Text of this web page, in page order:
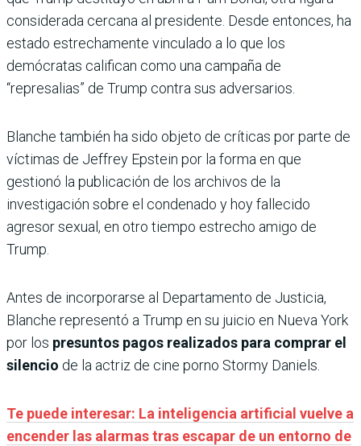
considerada cercana al presidente. Desde entonces, ha
estado estrechamente vinculado a lo que los
demócratas califican como una campaña de
“represalias” de Trump contra sus adversarios.
Blanche también ha sido objeto de críticas por parte de
víctimas de Jeffrey Epstein por la forma en que
gestionó la publicación de los archivos de la
investigación sobre el condenado y hoy fallecido
agresor sexual, en otro tiempo estrecho amigo de
Trump.
Antes de incorporarse al Departamento de Justicia,
Blanche representó a Trump en su juicio en Nueva York
por los presuntos pagos realizados para comprar el
silencio de la actriz de cine porno Stormy Daniels.
Te puede interesar: La inteligencia artificial vuelve a
encender las alarmas tras escapar de un entorno de